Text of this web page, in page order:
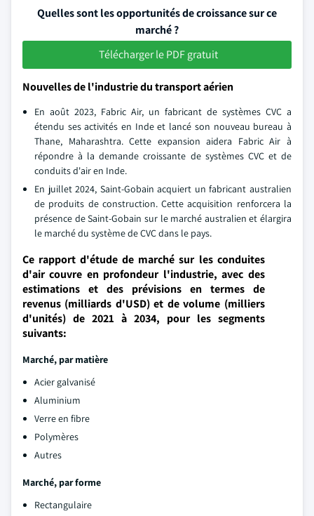
Quelles sont les opportunités de croissance sur ce
marché ?
Télécharger le PDF gratuit
Nouvelles de l'industrie du transport aérien
En août 2023, Fabric Air, un fabricant de systèmes CVC a
étendu ses activités en Inde et lancé son nouveau bureau à
Thane, Maharashtra. Cette expansion aidera Fabric Air à
répondre à la demande croissante de systèmes CVC et de
conduits d'air en Inde.
En juillet 2024, Saint-Gobain acquiert un fabricant australien
de produits de construction. Cette acquisition renforcera la
présence de Saint-Gobain sur le marché australien et élargira
le marché du système de CVC dans le pays.
Ce rapport d'étude de marché sur les conduites
d'air couvre en profondeur l'industrie, avec des
estimations et des prévisions en termes de
revenus (milliards d'USD) et de volume (milliers
d'unités) de 2021 à 2034, pour les segments
suivants:
Marché, par matière
Acier galvanisé
Aluminium
Verre en fibre
Polymères
Autres
Marché, par forme
Rectangulaire